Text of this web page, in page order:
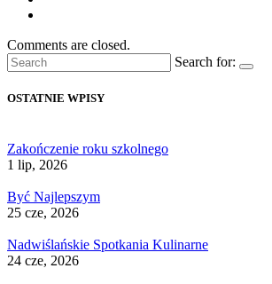
Comments are closed.
Search for:
OSTATNIE WPISY
Zakończenie roku szkolnego
1 lip, 2026
Być Najlepszym
25 cze, 2026
Nadwiślańskie Spotkania Kulinarne
24 cze, 2026